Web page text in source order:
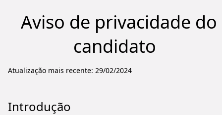
Aviso de privacidade do
candidato
Atualização mais recente: 29/02/2024
Introdução